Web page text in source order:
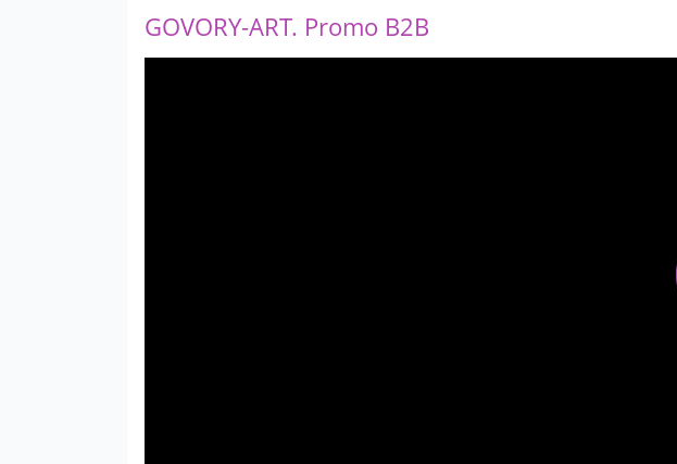
GOVORY-ART. Promo B2B